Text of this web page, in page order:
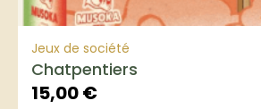
Jeux de société
Chatpentiers
15,00€